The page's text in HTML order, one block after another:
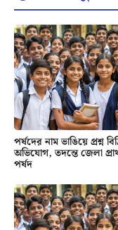
পর্ষদের নাম ভাঙিয়ে প্রশ্ন
অভিযোগ, তদন্তে জেলা
পর্ষদ